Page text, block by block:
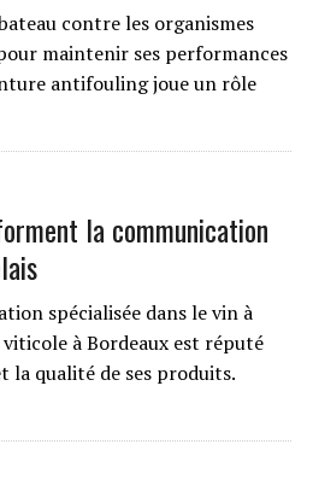
contre les organismes
maintenir ses performances
antifouling joue un rôle
la communication
spécialisée dans le vin à
à Bordeaux est réputé
la qualité de ses produits.